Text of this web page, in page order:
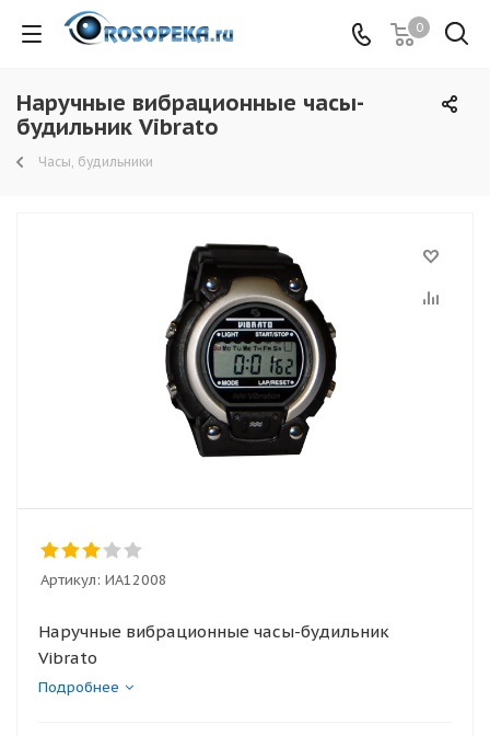
0
Наручные вибрационные часы-
будильник Vibrato
Часы, будильники
Артикул: ИА12008
Наручные вибрационные часы-будильник
Vibrato
Подробнее